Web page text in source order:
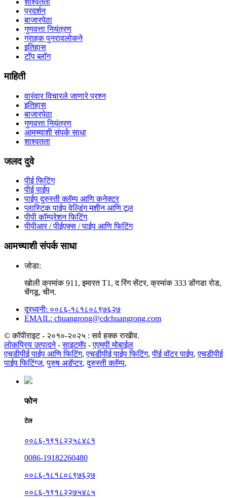
शाश्वतता
प्रदर्शन
बाजारपेठा
गुणवत्ता नियंत्रण
ग्राहक पुनरावलोकने
इतिहास
टॉप ब्लॉग
माहिती
वारंवार विचारले जाणारे प्रश्न
इतिहास
बाजारपेठा
गुणवत्ता नियंत्रण
आमच्याशी संपर्क साधा
शाश्वतता
जलद दुवे
पीई फिटिंग
पीई पाईप
पाईप दुरुस्ती क्लॅम्प आणि कनेक्टर
प्लास्टिक पाईप वेल्डिंग मशीन आणि टूल
पीपी कॉम्प्रेशन फिटिंग
पीपीआर / पीईएक्स / पाईप आणि फिटिंग
आमच्याशी संपर्क साधा
जोडा:
खोली क्रमांक 911, इमारत T1, द रिंग सेंटर, क्रमांक 333 डोंगडा रोड,
चेंगडू, चीन.
दूरध्वनी: ००८६-१८१८०८९७६२७
EMAIL: chuangrong@cdchuangrong.com
© कॉपीराइट - २०१०-२०२५ : सर्व हक्क राखीव.
लोकप्रिय उत्पादने-साइटमॅप -एएमपी मोबाईल
एचडीपीई पाईप आणि फिटिंग,एचडीपीई पाईप फिटिंग,पीई वॉटर पाईप,एचडीपीई
पाईप फिटिंग्ज,पुरुष अडॅप्टर,दुरुस्ती क्लॅम्प,
फोन
टेल
००८६-१९१८२२५८४८१
0086-19182260480
००८६-१८१८०८९७६२७
००८६-१९१८२२७५४८५